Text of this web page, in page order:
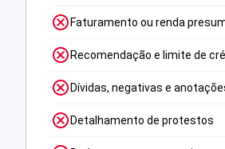
Faturamento ou renda
Recomendação e limite de
Dívidas, negativas e
Detalhamento de protestos